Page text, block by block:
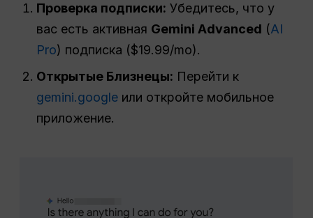
Проверка подписки: Убедитесь, что у
вас есть активная Gemini Advanced (AI
Pro) подписка ($19.99/mo).
Открытые Близнецы: Перейти к
gemini.google или откройте мобильное
приложение.